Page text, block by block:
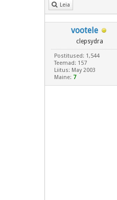
Leia
vootele
clepsydra
Postitused: 1,544
Teemad: 157
Liitus: May 2003
Maine: 7